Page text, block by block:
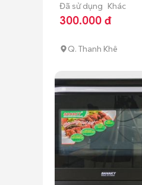
Đã sử dụng Khác
300.000 đ
Q. Thanh Khê